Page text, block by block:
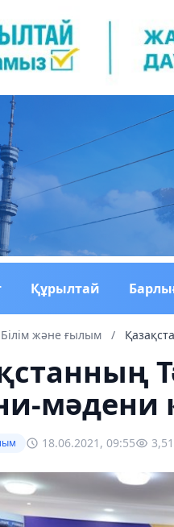
Құрылтай
Білім және ғылым /
18.06.2021, 09:55